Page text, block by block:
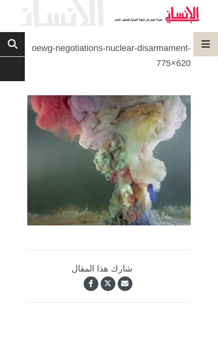
oewg-negotiations-nuclear-disarmament-
775×620
شارك هذا المقال